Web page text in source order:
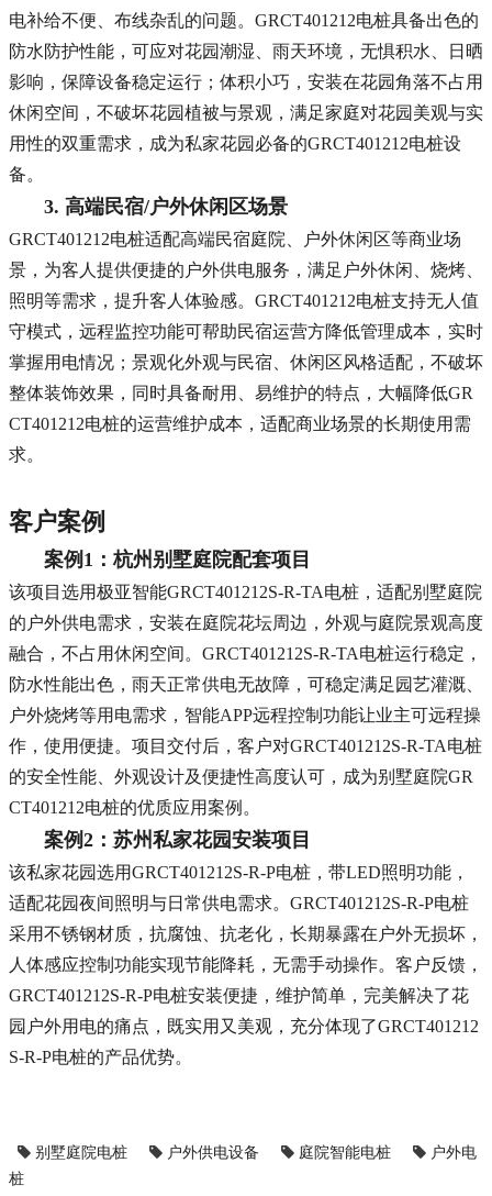
电补给不便、布线杂乱的问题。GRCT401212电桩具备出色的
防水防护性能，可应对花园潮湿、雨天环境，无惧积水、日晒
影响，保障设备稳定运行；体积小巧，安装在花园角落不占用
休闲空间，不破坏花园植被与景观，满足家庭对花园美观与实
用性的双重需求，成为私家花园必备的GRCT401212电桩设
备。
3. 高端民宿/户外休闲区场景
GRCT401212电桩适配高端民宿庭院、户外休闲区等商业场
景，为客人提供便捷的户外供电服务，满足户外休闲、烧烤、
照明等需求，提升客人体验感。GRCT401212电桩支持无人值
守模式，远程监控功能可帮助民宿运营方降低管理成本，实时
掌握用电情况；景观化外观与民宿、休闲区风格适配，不破坏
整体装饰效果，同时具备耐用、易维护的特点，大幅降低GR
CT401212电桩的运营维护成本，适配商业场景的长期使用需
求。
客户案例
案例1：杭州别墅庭院配套项目
该项目选用极亚智能GRCT401212S-R-TA电桩，适配别墅庭院
的户外供电需求，安装在庭院花坛周边，外观与庭院景观高度
融合，不占用休闲空间。GRCT401212S-R-TA电桩运行稳定，
防水性能出色，雨天正常供电无故障，可稳定满足园艺灌溉、
户外烧烤等用电需求，智能APP远程控制功能让业主可远程操
作，使用便捷。项目交付后，客户对GRCT401212S-R-TA电桩
的安全性能、外观设计及便捷性高度认可，成为别墅庭院GR
CT401212电桩的优质应用案例。
案例2：苏州私家花园安装项目
该私家花园选用GRCT401212S-R-P电桩，带LED照明功能，
适配花园夜间照明与日常供电需求。 GRCT401212S-R-P电桩
采用不锈钢材质，抗腐蚀、抗老化，长期暴露在户外无损坏，
人体感应控制功能实现节能降耗，无需手动操作。客户反馈，
GRCT401212S-R-P电桩安装便捷，维护简单，完美解决了花
园户外用电的痛点，既实用又美观，充分体现了GRCT401212
S-R-P电桩的产品优势。
别墅庭院电桩 户外供电设备 庭院智能电桩
户外电
桩